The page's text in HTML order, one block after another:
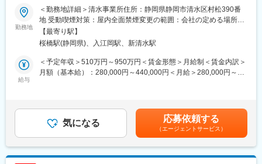
ルを育んでいます。ソニーグループのPurposeである 「クリエイ
ティビティとテクノロジーの力で、世界を感動で満たす」 を顧客
に最も近い最前線で体現し、多様な人材が交差するチームで新し
い体験を編み上げています。あなたの専門性が、だれかの“心がは
ずむ瞬間”になる─その実感を、ここで。
変更の範囲：会社の定める業務
調業界においては、低GWP冷媒への転換が急務となっています。
更に製品カテゴリ(空調用、冷凍用、冷蔵用など)によって異なる低
GWP冷媒への切替えを求められています。それそれの低GWP冷媒
に対応した圧縮機をラインナップしていく必要があり、それそれ
の圧縮機が業界トップの品質を維持することをめざしています。
業務量に対する人員不足が予測されることから増員募集を行いま
す。
以上 5名、合計35名
働き方:原則出社。働き方に合わせて調整は可能。
勤務地
＜勤務地詳細＞清水事業所住所：静岡県静岡市清水区村松390番
地 受動喫煙対策：屋内全面禁煙変更の範囲：会社の定める場所
（在宅勤務及びサテライトオフィス勤務制度に定める就業場所を
含む)
【最寄り駅】
桜橋駅(静岡県)、入江岡駅、新清水駅
給与
＜予定年収＞510万円～950万円＜賃金形態＞月給制＜賃金内訳＞
月額（基本給）：280,000円～440,000円＜月給＞280,000円～
能性があります。月給(月額)は固定手当を含めた表記です。
気になる 応募依頼する
（エージェントサービス）